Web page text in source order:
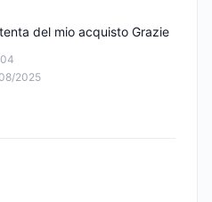
2025
del mio acquisto Grazie